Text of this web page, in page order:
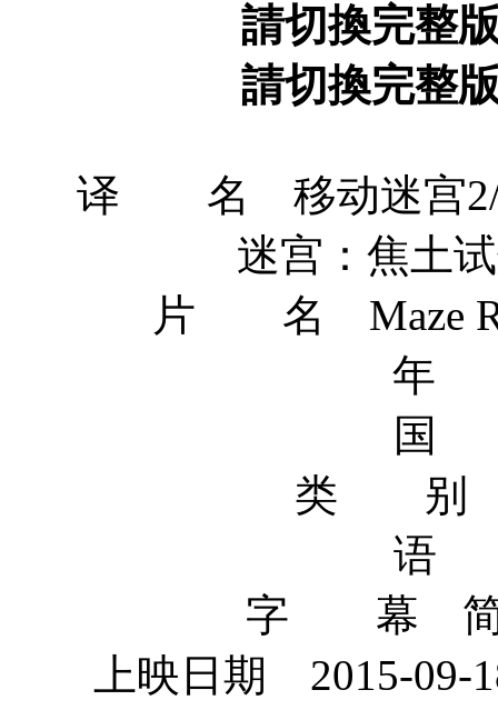
請切換完整
請切換完整
译 名 移动迷宫2/
迷宫：焦土
片 名 Maze
年
国
类 别
语
字 幕 简
上映日期 2015-09-